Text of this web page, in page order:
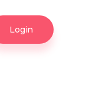
Login